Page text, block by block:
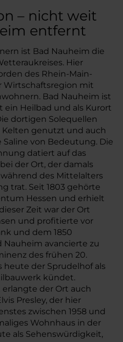
– nicht weit
entfernt
ist Bad Nauheim die
Hier
des Rhein-Main-
Wirtschaftsregion mit
Bad Nauheim ist
ein Heilbad und als Kurort
dortigen Solequellen
genutzt und auch
von Bedeutung. Die
datiert auf das
der Ort, der damals
des Mittelalters
trat. Seit 1803 gehörte
Hessen und erhielt
Zeit war der Ort
und profitierte vor
und dem 1850
Nauheim avancierte zu
des frühen 20.
heute der Sprudelhof als
kündet.
der Ort auch
Presley, der hier
zwischen 1958 und
Wohnhaus in der
als Sehenswürdigkeit,